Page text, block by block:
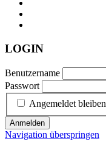
LOGIN
Benutzername
Passwort
Angemeldet bleiben
Anmelden
Navigation überspringen